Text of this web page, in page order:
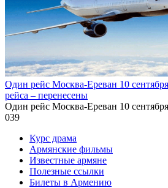
Один рейс Москва-Ереван 10
рейса – перенесены
Один рейс Москва-Ереван 10
039
Курс драма
Армянские фильмы
Известные армяне
Полезные ссылки
Билеты в Армению